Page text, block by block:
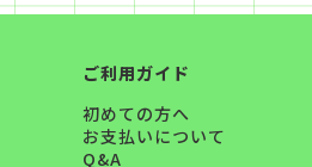
ご利用ガイド
初めての方へ
お支払いについて
Q&A